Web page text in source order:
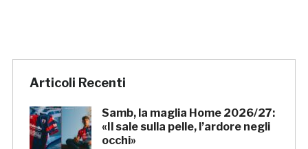
Articoli Recenti
Samb, la maglia Home 2026/27:
«Il sale sulla pelle, l’ardore negli
occhi»